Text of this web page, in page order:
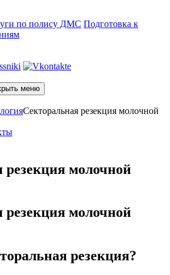
по полису ДМС Подготовка к
Секторальная резекция молочной
резекция молочной
резекция молочной
резекция?